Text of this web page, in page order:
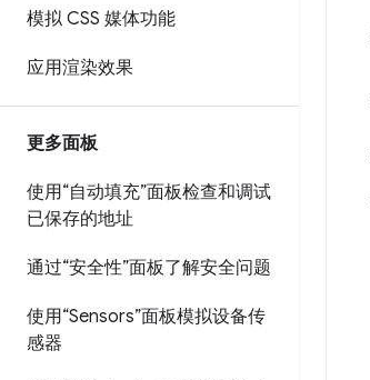
模拟 CSS 媒体功能
应用渲染效果
更多面板
使用“自动填充”面板检查和调试
已保存的地址
通过“安全性”面板了解安全问题
使用“Sensors”面板模拟设备传
感器